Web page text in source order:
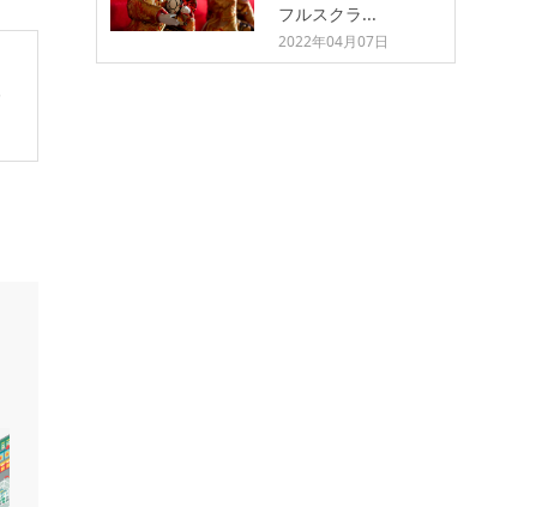
フルスクラ...
2022年04月07日